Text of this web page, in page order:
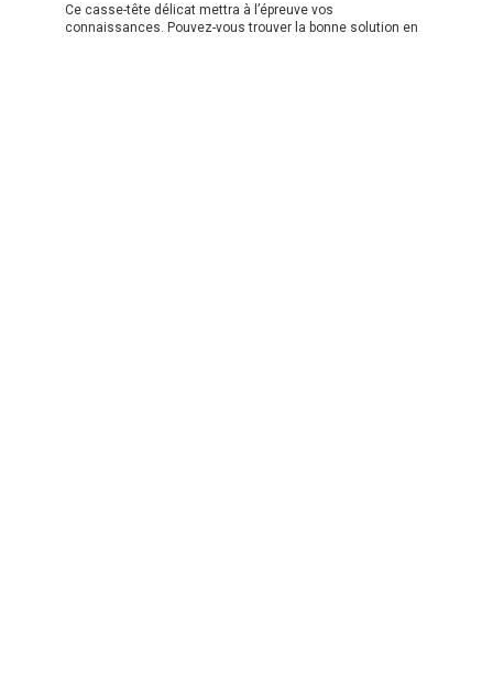
Ce casse-tête délicat mettra à l’épreuve vos
connaissances. Pouvez-vous trouver la bonne solution en